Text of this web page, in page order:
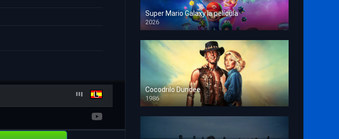
Super Mario Galaxy la película
2026
HD 1080p
Cocodrilo Dundee
1986
HD 1080p